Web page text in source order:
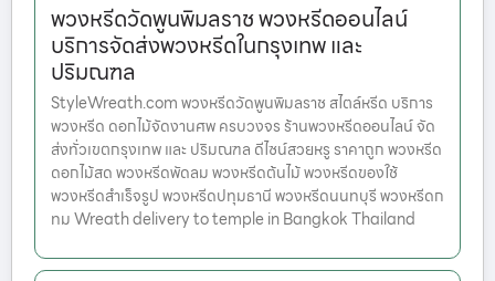
พวงหรีดวัดพูนพิมลราช พวงหรีดออนไลน์
บริการจัดส่งพวงหรีดในกรุงเทพ และ
ปริมณฑล
StyleWreath.com พวงหรีดวัดพูนพิมลราช สไตล์หรีด บริการ
พวงหรีด ดอกไม้จัดงานศพ ครบวงจร ร้านพวงหรีดออนไลน์ จัด
ส่งทั่วเขตกรุงเทพ และ ปริมณฑล ดีไซน์สวยหรู ราคาถูก พวงหรีด
ดอกไม้สด พวงหรีดพัดลม พวงหรีดต้นไม้ พวงหรีดของใช้
พวงหรีดสำเร็จรูป พวงหรีดปทุมธานี พวงหรีดนนทบุรี พวงหรีดก
ทม Wreath delivery to temple in Bangkok Thailand